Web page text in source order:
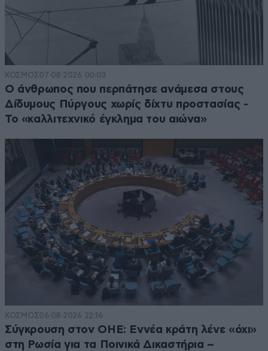
ΚΟΣΜΟΣ07·08·2026 00:03
Ο άνθρωπος που περπάτησε ανάμεσα στους
Δίδυμους Πύργους χωρίς δίχτυ προστασίας -
Το «καλλιτεχνικό έγκλημα του αιώνα»
ΚΟΣΜΟΣ06·08·2026 22:16
Σύγκρουση στον ΟΗΕ: Εννέα κράτη λένε «όχι»
στη Ρωσία για τα Ποινικά Δικαστήρια –